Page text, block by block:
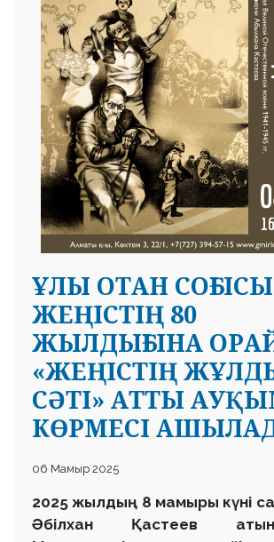
ҰЛЫ ОТАН
ЖЕҢІСТІҢ 80
ЖЫЛДЫҒЫНА
«ЖЕҢІСТІҢ
СӘТІ» АТТЫ
КӨРМЕСІ
06 Мамыр 2025
2025 жылдың 8 мамыры күні
Әбілхан Қастеев